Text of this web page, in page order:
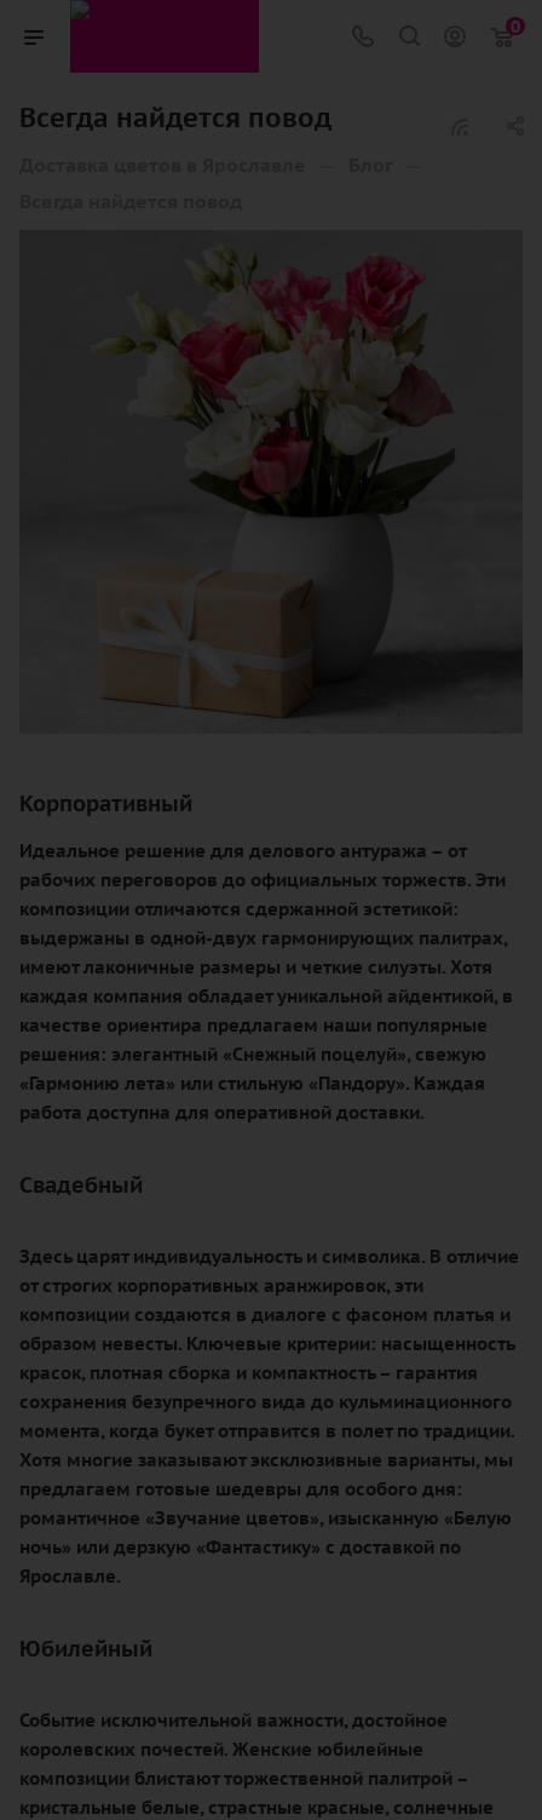
0
Всегда найдется повод
Корпоративный
Идеальное решение для делового антуража – от
рабочих переговоров до официальных торжеств. Эти
композиции отличаются сдержанной эстетикой:
выдержаны в одной-двух гармонирующих палитрах,
имеют лаконичные размеры и четкие силуэты. Хотя
каждая компания обладает уникальной айдентикой, в
качестве ориентира предлагаем наши популярные
решения: элегантный «Снежный поцелуй», свежую
«Гармонию лета» или стильную «Пандору». Каждая
работа доступна для оперативной доставки.
Свадебный
Здесь царят индивидуальность и символика. В отличие
от строгих корпоративных аранжировок, эти
композиции создаются в диалоге с фасоном платья и
образом невесты. Ключевые критерии: насыщенность
красок, плотная сборка и компактность – гарантия
сохранения безупречного вида до кульминационного
момента, когда букет отправится в полет по традиции.
Хотя многие заказывают эксклюзивные варианты, мы
предлагаем готовые шедевры для особого дня:
романтичное «Звучание цветов», изысканную «Белую
ночь» или дерзкую «Фантастику» с доставкой по
Ярославле.
Юбилейный
Событие исключительной важности, достойное
королевских почестей. Женские юбилейные
композиции блистают торжественной палитрой –
кристальные белые, страстные красные, солнечные